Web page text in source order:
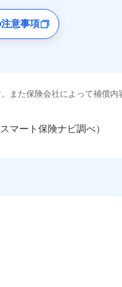
意事項
また保険会社によって補償
マート保険ナビ調べ）